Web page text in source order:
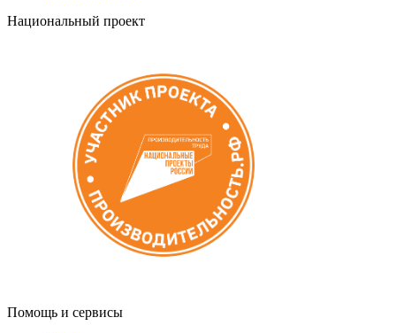
Национальный проект
Помощь и сервисы